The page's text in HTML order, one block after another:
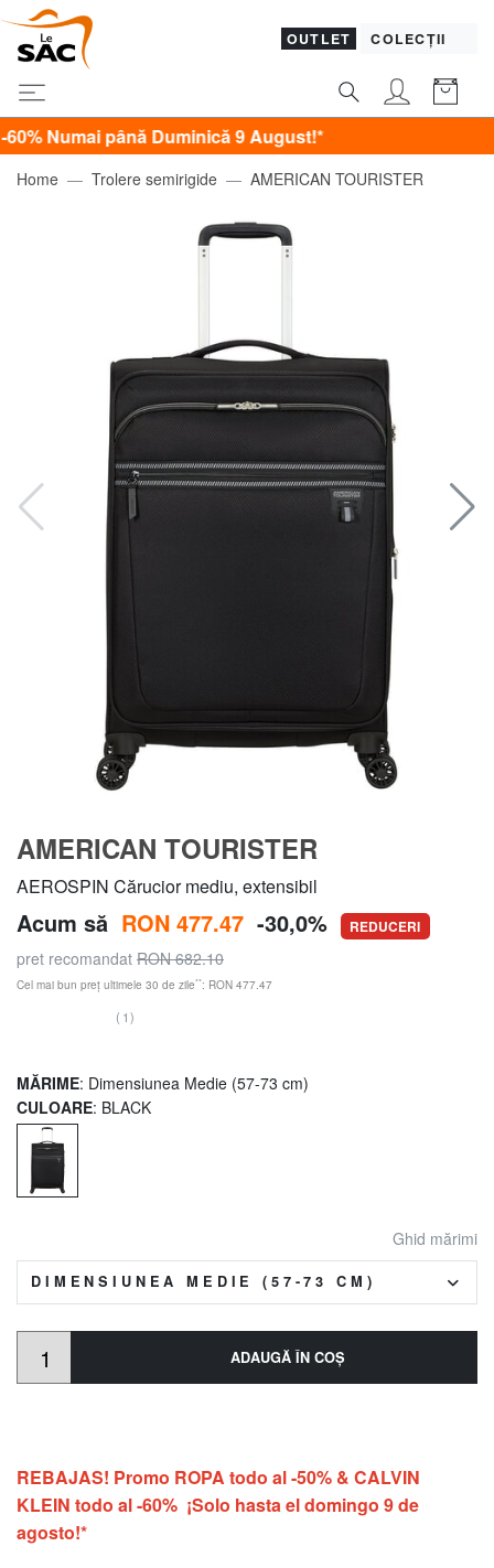
OUTLET COLECȚII
până Duminică 9 August!*
Home Trolere semirigide AMERICAN TOURISTER
AMERICAN TOURISTER
AEROSPIN Cărucior mediu, extensibil
Acum să RON 477.47 -30,0% REDUCERI
pret recomandat RON 682.10
Cel mai bun preț ultimele 30 de zile**: RON 477.47
(1)
MĂRIME: Dimensiunea Medie (57-73 cm)
CULOARE: BLACK
Ghid mărimi
DIMENSIUNEA MEDIE (57-73 CM)
ADAUGĂ ÎN COŞ
REBAJAS! Promo ROPA todo al -50% & CALVIN
KLEIN todo al -60% ¡Solo hasta el domingo 9 de
agosto!*